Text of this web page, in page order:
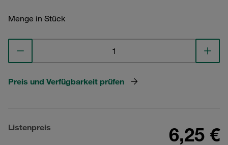
Menge in Stück
Preis und Verfügbarkeit prüfen
Listenpreis 6,25 €